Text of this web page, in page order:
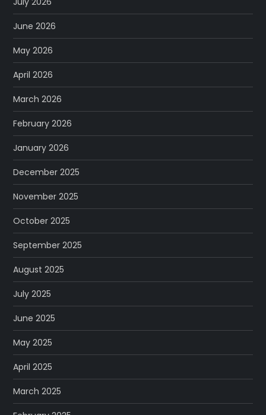
June 2026
May 2026
April 2026
March 2026
February 2026
January 2026
December 2025
November 2025
October 2025
September 2025
August 2025
July 2025
June 2025
May 2025
April 2025
March 2025